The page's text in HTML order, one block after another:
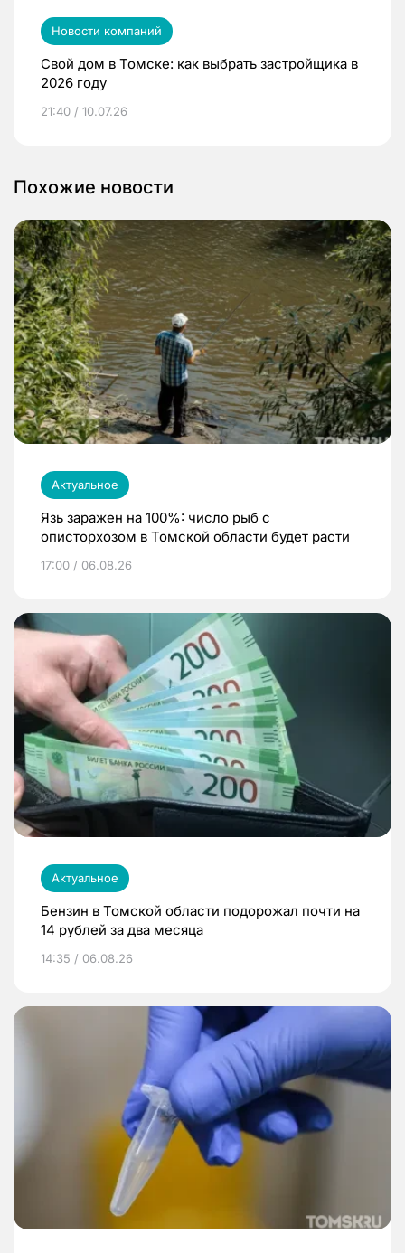
Новости компаний
Свой дом в Томске: как выбрать застройщика в
2026 году
21:40 / 10.07.26
Похожие новости
Актуальное
Язь заражен на 100%: число рыб с
описторхозом в Томской области будет расти
17:00 / 06.08.26
Актуальное
Бензин в Томской области подорожал почти на
14 рублей за два месяца
14:35 / 06.08.26